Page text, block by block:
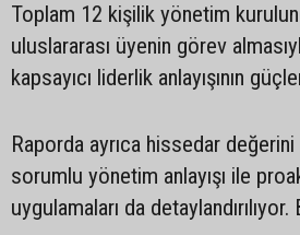
Toplam 12 kişilik yönetim
uluslararası üyenin görev
kapsayıcı liderlik anlayışının
Raporda ayrıca hissedar
sorumlu yönetim anlayışı ile
uygulamaları da